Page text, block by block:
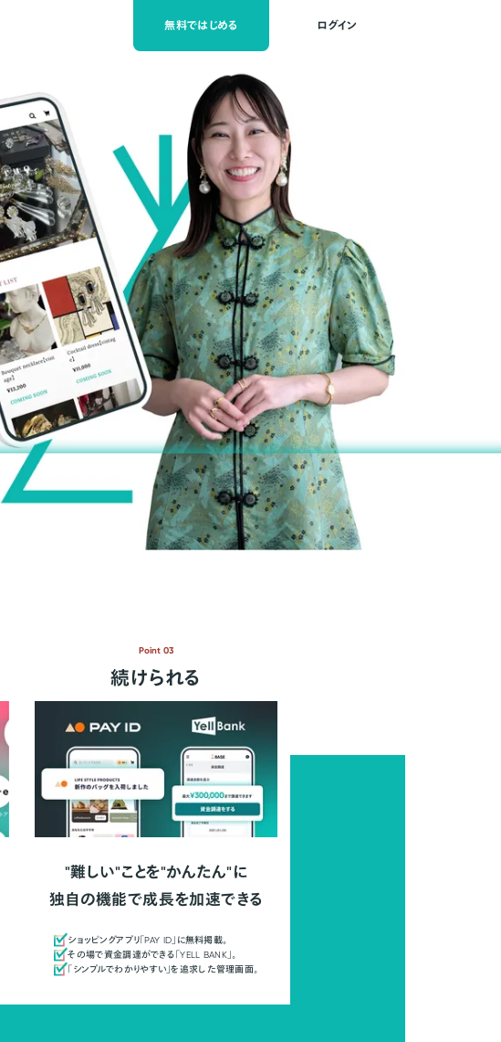
無料ではじめる ログイン
Point 03
続けられる
"難しい"ことを"かんたん"に
独自の機能で成長を加速できる
ショッピングアプリ「PAY ID」に無料掲載。
その場で資金調達ができる「YELL BANK」。
「シンプルでわかりやすい」を追求した管理画面。